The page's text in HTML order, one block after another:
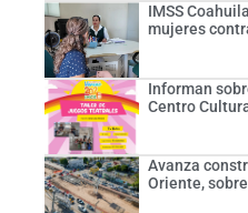
IMSS
mujeres
Informan
Centro
Avanza
Oriente,